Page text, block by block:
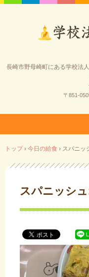
長崎市野母崎町にある学校法
〒851-
ン
テ
トップ › 今日の給食 › スパニッ
スパニッシ